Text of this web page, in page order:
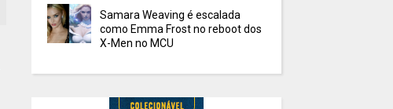
Samara Weaving é escalada
como Emma Frost no reboot dos
X-Men no MCU